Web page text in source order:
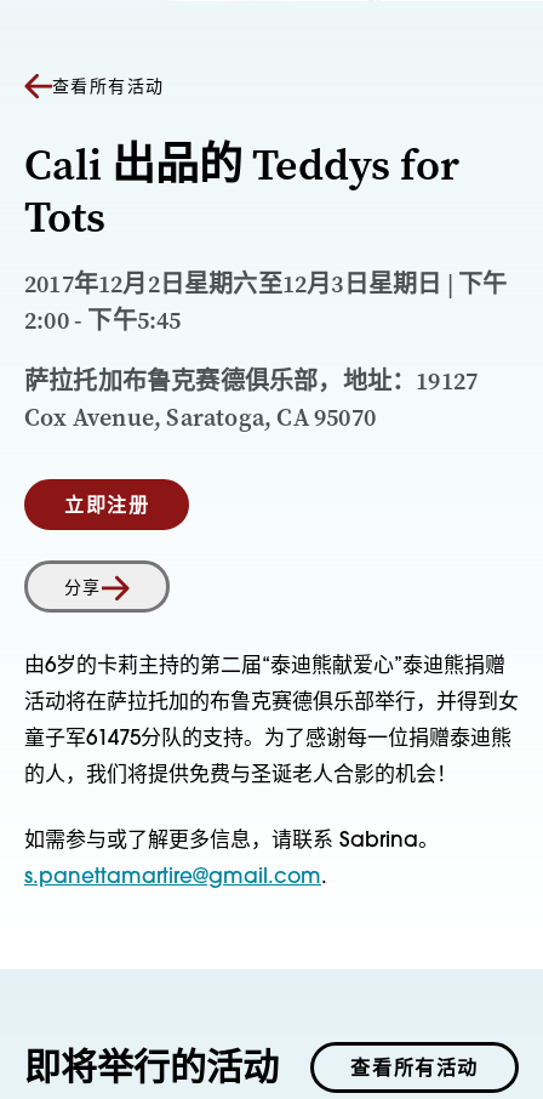
查看所有活动
Cali 出品的 Teddys for
Tots
2017年12月2日星期六至12月3日星期日 | 下午
2:00 - 下午5:45
萨拉托加布鲁克赛德俱乐部，地址：19127
Cox Avenue, Saratoga, CA 95070
立即注册
分享
由6岁的卡莉主持的第二届“泰迪熊献爱心”泰迪熊捐赠
活动将在萨拉托加的布鲁克赛德俱乐部举行，并得到女
童子军61475分队的支持。为了感谢每一位捐赠泰迪熊
的人，我们将提供免费与圣诞老人合影的机会！
如需参与或了解更多信息，请联系 Sabrina。
s.panettamartire@gmail.com.
即将举行的活动 查看所有活动